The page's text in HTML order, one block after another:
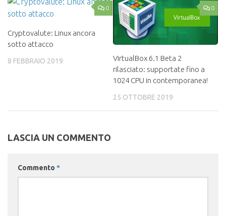
0
Cryptovalute: Linux ancora
sotto attacco
8 FEBBRAIO 2019
0
VirtualBox 6.1 Beta 2
rilasciato: supportate fino a
1024 CPU in contemporanea!
25 OTTOBRE 2019
LASCIA UN COMMENTO
Commento *